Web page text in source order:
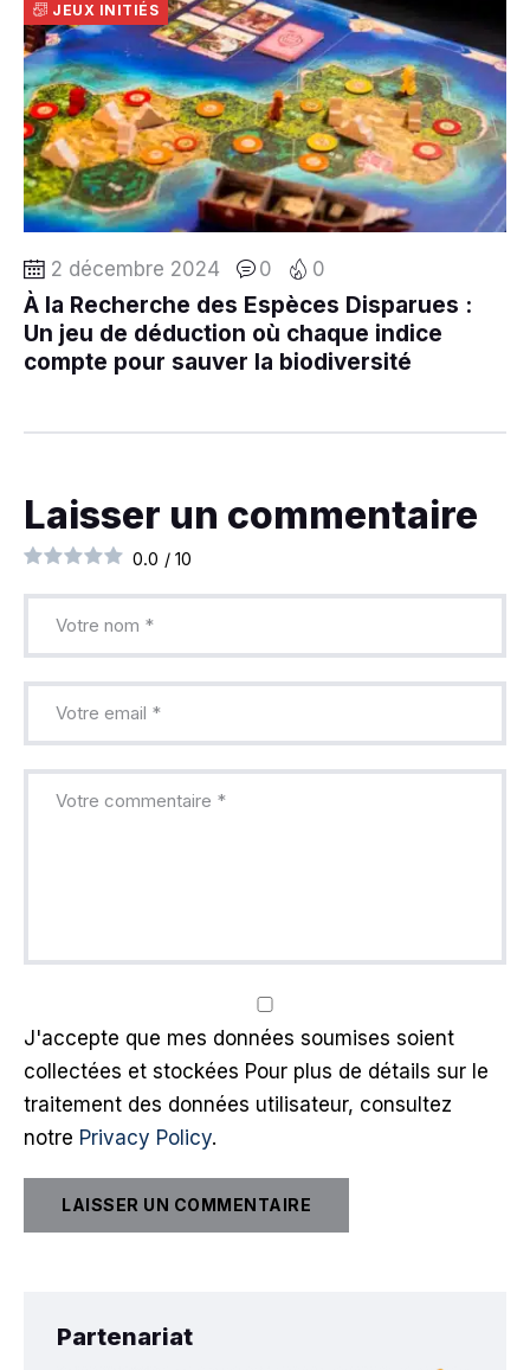
JEUX INITIÉS
2 décembre 2024 0 0
À la Recherche des Espèces Disparues :
Un jeu de déduction où chaque indice
compte pour sauver la biodiversité
Laisser un commentaire
0.0 / 10
J'accepte que mes données soumises soient
collectées et stockées Pour plus de détails sur le
traitement des données utilisateur, consultez
notre Privacy Policy.
Partenariat